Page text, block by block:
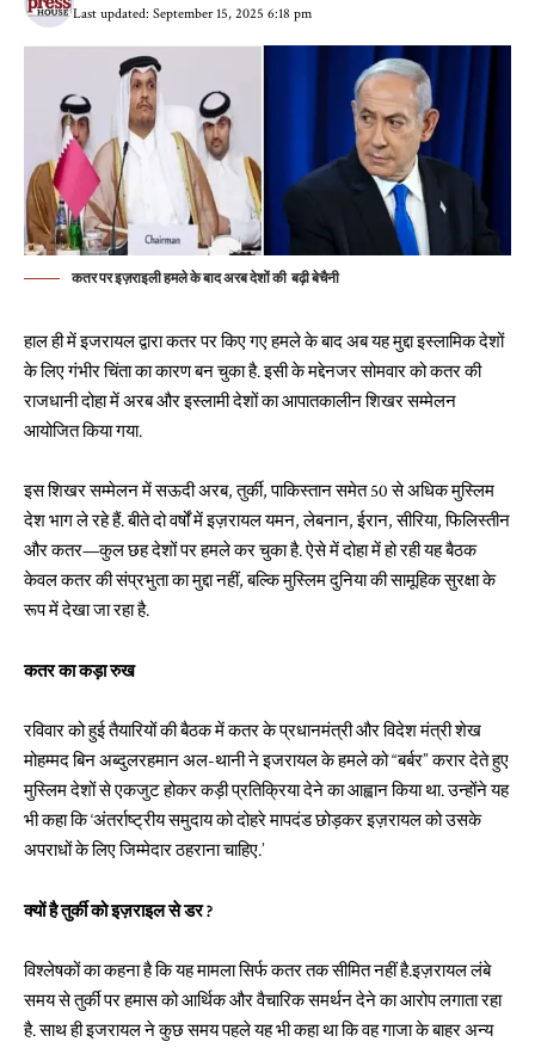
Last updated: September 15, 2025 6:18 pm
कतर पर इज़राइली हमले के बाद अरब देशों की बढ़ी बेचैनी
हाल ही में इजरायल द्वारा कतर पर किए गए हमले के बाद अब यह मुद्दा इस्लामिक देशों
के लिए गंभीर चिंता का कारण बन चुका है. इसी के मद्देनजर सोमवार को कतर की
राजधानी दोहा में अरब और इस्लामी देशों का आपातकालीन शिखर सम्मेलन
आयोजित किया गया.
इस शिखर सम्मेलन में सऊदी अरब, तुर्की, पाकिस्तान समेत 50 से अधिक मुस्लिम
देश भाग ले रहे हैं. बीते दो वर्षों में इज़रायल यमन, लेबनान, ईरान, सीरिया, फिलिस्तीन
और कतर—कुल छह देशों पर हमले कर चुका है. ऐसे में दोहा में हो रही यह बैठक
केवल कतर की संप्रभुता का मुद्दा नहीं, बल्कि मुस्लिम दुनिया की सामूहिक सुरक्षा के
रूप में देखा जा रहा है.
कतर का कड़ा रुख
रविवार को हुई तैयारियों की बैठक में कतर के प्रधानमंत्री और विदेश मंत्री शेख
मोहम्मद बिन अब्दुलरहमान अल-थानी ने इजरायल के हमले को “बर्बर” करार देते हुए
मुस्लिम देशों से एकजुट होकर कड़ी प्रतिक्रिया देने का आह्वान किया था. उन्होंने यह
भी कहा कि ‘अंतर्राष्ट्रीय समुदाय को दोहरे मापदंड छोड़कर इज़रायल को उसके
अपराधों के लिए जिम्मेदार ठहराना चाहिए.’
क्यों है तुर्की को इज़राइल से डर ?
विश्लेषकों का कहना है कि यह मामला सिर्फ कतर तक सीमित नहीं है.इज़रायल लंबे
समय से तुर्की पर हमास को आर्थिक और वैचारिक समर्थन देने का आरोप लगाता रहा
है. साथ ही इजरायल ने कुछ समय पहले यह भी कहा था कि वह गाजा के बाहर अन्य